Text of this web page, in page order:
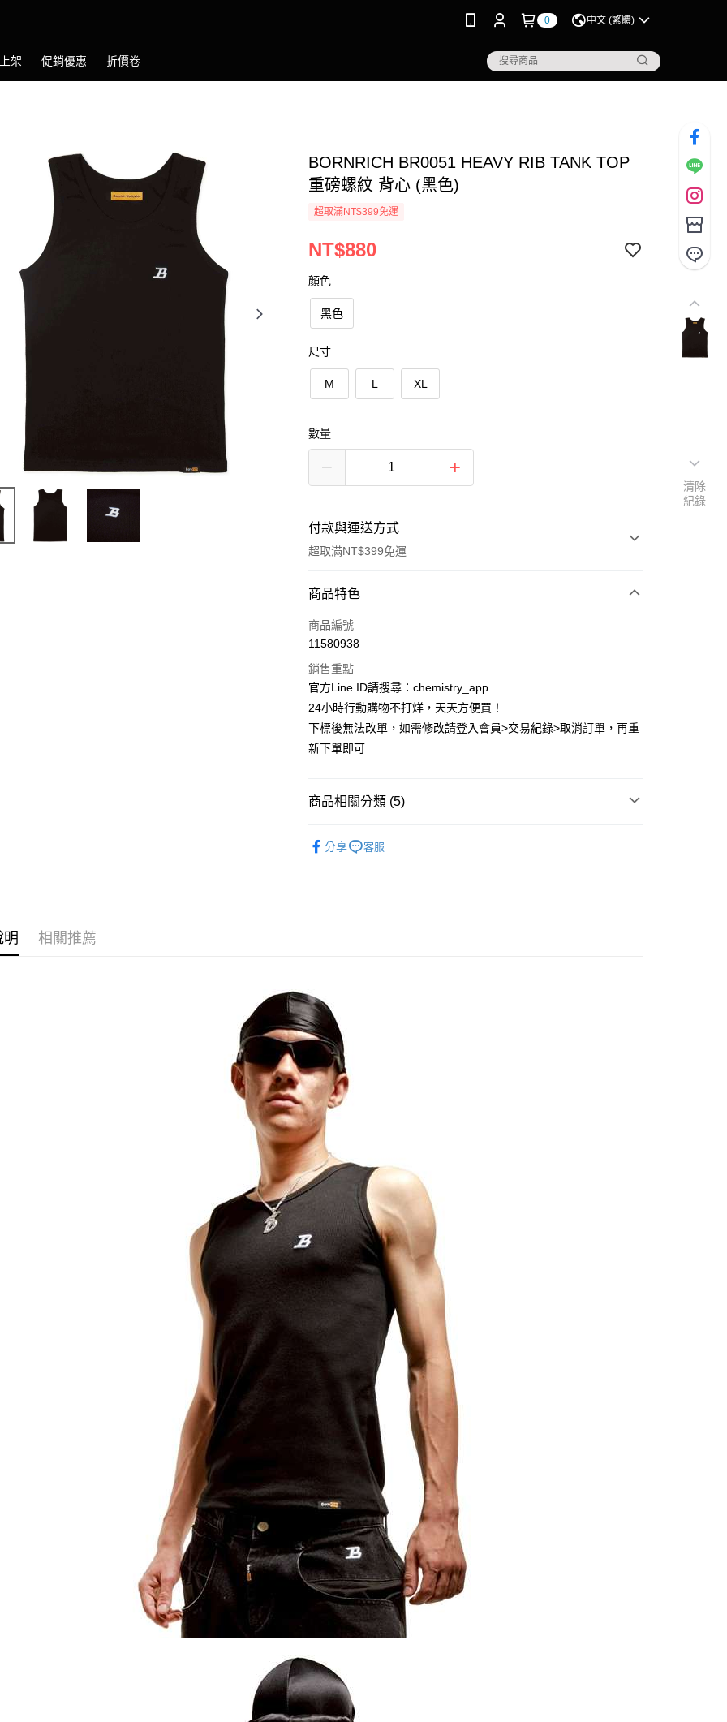
0 中文 (繁體)
架 促銷優惠 折價卷
BORNRICH BR0051 HEAVY RIB TANK TOP
重磅螺紋 背心 (黑色)
超取滿NT$399免運
NT$880
顏色
黑色
尺寸
M L XL
數量
付款與運送方式
超取滿NT$399免運
付款方式
信用卡一次付款
LINE Pay
Apple Pay
街口支付
ATM付款
運送方式
每筆NT$60，滿NT$399(含以上)免運費
付款後7-11取貨
每筆NT$60，滿NT$399(含以上)免運費
順豐快遞宅配
每筆NT$150，滿NT$6,000(含以上)免運費
付款後門市自取
免運費
商品特色
商品編號
11580938
銷售重點
官方Line ID請搜尋：chemistry_app
24小時行動購物不打烊，天天方便買！
下標後無法改單，如需修改請登入會員>交易紀錄>取消訂單，再重
新下單即可
商品相關分類 (5)
分享 客服
明 相關推薦
清除
紀錄